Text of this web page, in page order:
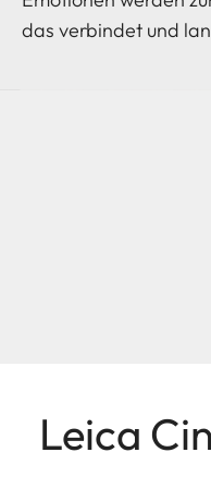
das verbindet und
Leica